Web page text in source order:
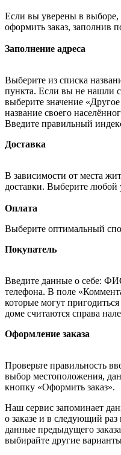
Если вы уверены в выборе,
оформить заказ, заполнив
Заполнение адреса
Выберите из списка
пункта. Если вы не нашли
выберите значение
название своего
Введите правильный
Доставка
В зависимости от места
доставки. Выберите любой
Оплата
Выберите оптимальный
Покупатель
Введите данные о себе:
телефона. В поле
которые могут
доме считаются справа
Оформление заказа
Проверьте правильность
выбор местоположения,
кнопку «Оформить заказ».
Наш сервис запоминает
о заказе и в следующий
данные предыдущего
выбирайте другие